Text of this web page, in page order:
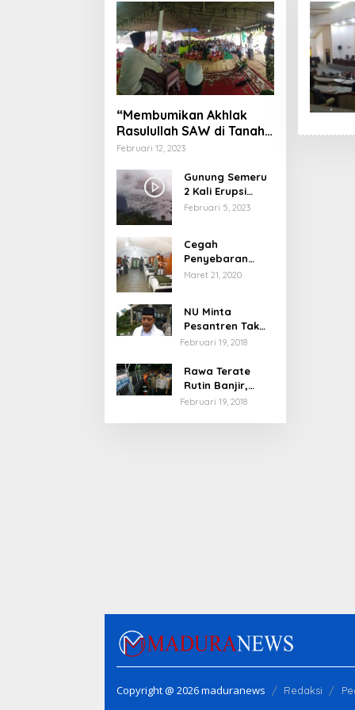
“Membumikan Akhlak
Rasulullah SAW di Tanah
Nusantara”
Februari 12, 2023
Gunung Semeru
2 Kali Erupsi
dengan Tinggi
Februari 5, 2023
Cegah
Penyebaran
Virus Corona,
Pelayanan
Maret 21, 2020
NU Minta
Pesantren Tak
Terprovokasi
Februari 19, 2018
Rawa Terate
Rutin Banjir,
Anies Bakal Cek
Februari 19, 2018
Copyright @ 2026 maduranews Redaksi